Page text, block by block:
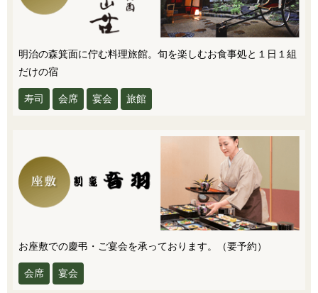
明治の森箕面に佇む料理旅館。旬を楽しむお食事処と１日１組
だけの宿
寿司 会席 宴会 旅館
お座敷での慶弔・ご宴会を承っております。（要予約）
会席 宴会